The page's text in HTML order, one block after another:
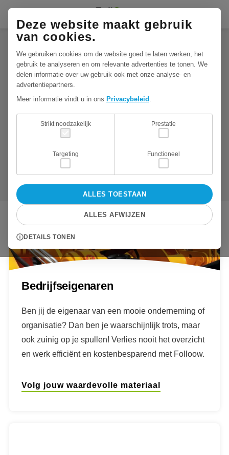
Naar wat voor oplossing ben jij
op zoek?
Voor zowel particuliere als zakelijke oplossingen kun je
waarbij de GPS-trackers van Folloow jou kunnen helpen!
Welke Folloow gebruiker ben jij?
Bedrijfseigenaren
Ben jij de eigenaar van een mooie onderneming of
organisatie? Dan ben je waarschijnlijk trots, maar
ook zuinig op je spullen! Verlies nooit het overzicht
en werk efficiënt en kostenbesparend met Folloow.
Volg jouw waardevolle materiaal
Deze website maakt gebruik
van cookies.
We gebruiken cookies om de website goed te laten werken, het
gebruik te analyseren en om relevante advertenties te tonen. We
delen informatie over uw gebruik ook met onze analyse- en
advertentiepartners.
Meer informatie vindt u in ons Privacybeleid .
Strikt noodzakelijk Prestatie
Targeting Functioneel
ALLES TOESTAAN
ALLES AFWIJZEN
DETAILS TONEN